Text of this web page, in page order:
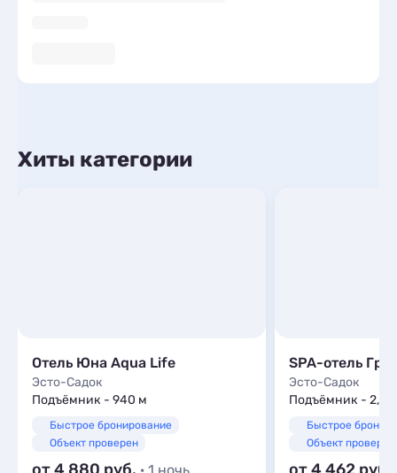
Хиты категории
Отель Юна Aqua Life
Эсто-Садок
Подъёмник - 940 м
Быстрое бронирование
Объект проверен
от 4 880 · 1 ночь
SPA-отель
Эсто-Садок
Подъёмник - 2,6
Быстрое
Объект проверен
от 4 462